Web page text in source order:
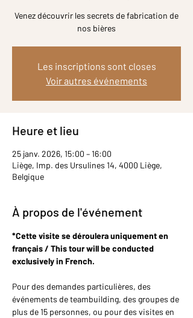
Venez découvrir les secrets de fabrication de
nos bières
Les inscriptions sont closes
Voir autres événements
Heure et lieu
25 janv. 2026, 15:00 – 16:00
Liège, Imp. des Ursulines 14, 4000 Liège,
Belgique
À propos de l'événement
*Cette visite se déroulera uniquement en
français / This tour will be conducted
exclusively in French.
Pour des demandes particulières, des
événements de teambuilding, des groupes de
plus de 15 personnes, ou pour des visites en